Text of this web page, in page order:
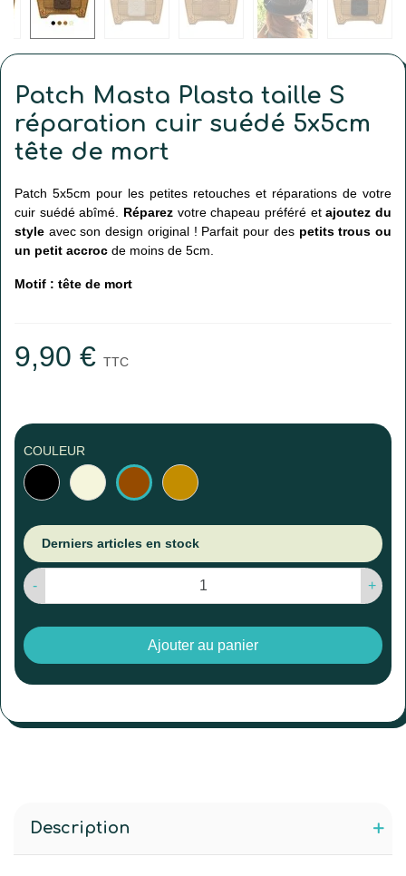
Patch Masta Plasta taille S
réparation cuir suédé 5x5cm
tête de mort
Patch 5x5cm pour les petites retouches et réparations de votre
cuir suédé abîmé. Réparez votre chapeau préféré etajoutez du
style avec son design original ! Parfait pour des petits trous ou
un petit accroc de moins de 5cm.
Motif : tête de mort
9,90 € TTC
COULEUR
Noir
Beige Brun
Brun
clair
Derniers articles en stock
- +
Ajouter au panier
Description